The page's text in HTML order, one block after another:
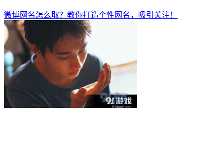
微博网名怎么取？教你打造个性网名，吸引关注！